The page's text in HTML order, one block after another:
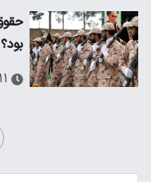
بود؟
۱۱ اسفند ۱۴۰۲